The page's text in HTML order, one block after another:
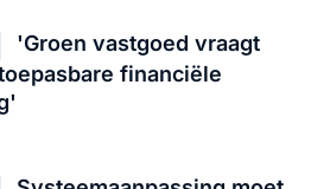
'Groen vastgoed vraagt
financiële